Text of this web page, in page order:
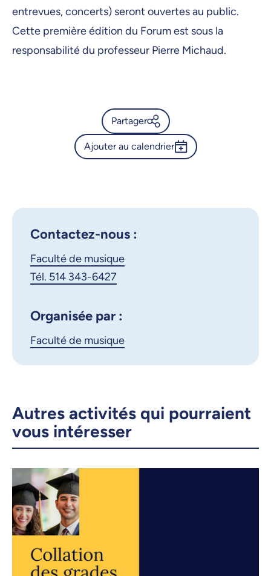
entrevues, concerts) seront ouvertes au public.
Cette première édition du Forum est sous la
responsabilité du professeur Pierre Michaud.
Partager
Calendrier de l’Université de
Ajouter au calendrier
Contactez-nous :
Faculté de musique
Tél. 514 343-6427
Organisée par :
Faculté de musique
Autres activités qui pourraient
vous intéresser